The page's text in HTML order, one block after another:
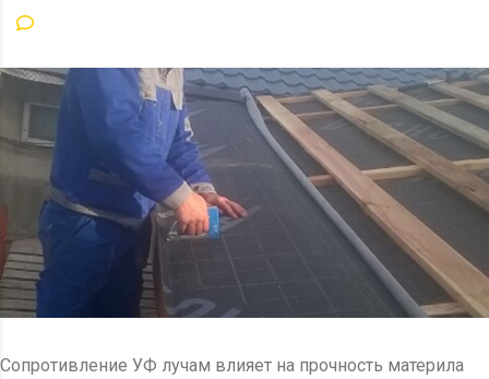
Сопротивление УФ лучам влияет на прочность материла